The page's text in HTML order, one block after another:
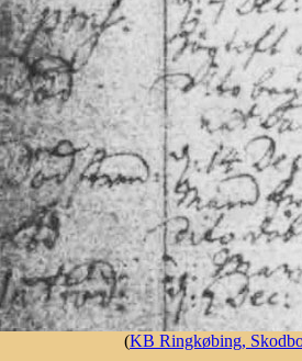
(KB Ringkøbing,